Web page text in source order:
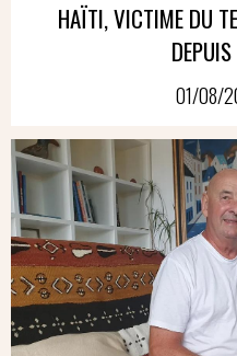
HAÏTI, VICTIME DU
01/08/